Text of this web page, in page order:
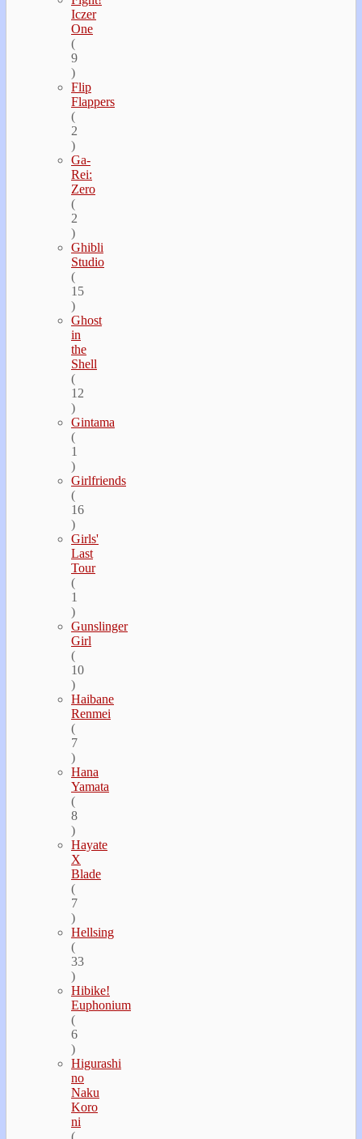
Iczer
One
(
9
)
Flip
Flappers
(
2
)
Ga-
Rei:
Zero
(
2
)
Ghibli
Studio
(
15
)
Ghost
in
the
Shell
(
12
)
Gintama
(
1
)
Girlfriends
(
16
)
Girls'
Last
Tour
(
1
)
Gunslinger
Girl
(
10
)
Haibane
Renmei
(
7
)
Hana
Yamata
(
8
)
Hayate
Х
Blade
(
7
)
Hellsing
(
33
)
Hibike!
Euphonium
(
6
)
Higurashi
no
Naku
Koro
ni
(